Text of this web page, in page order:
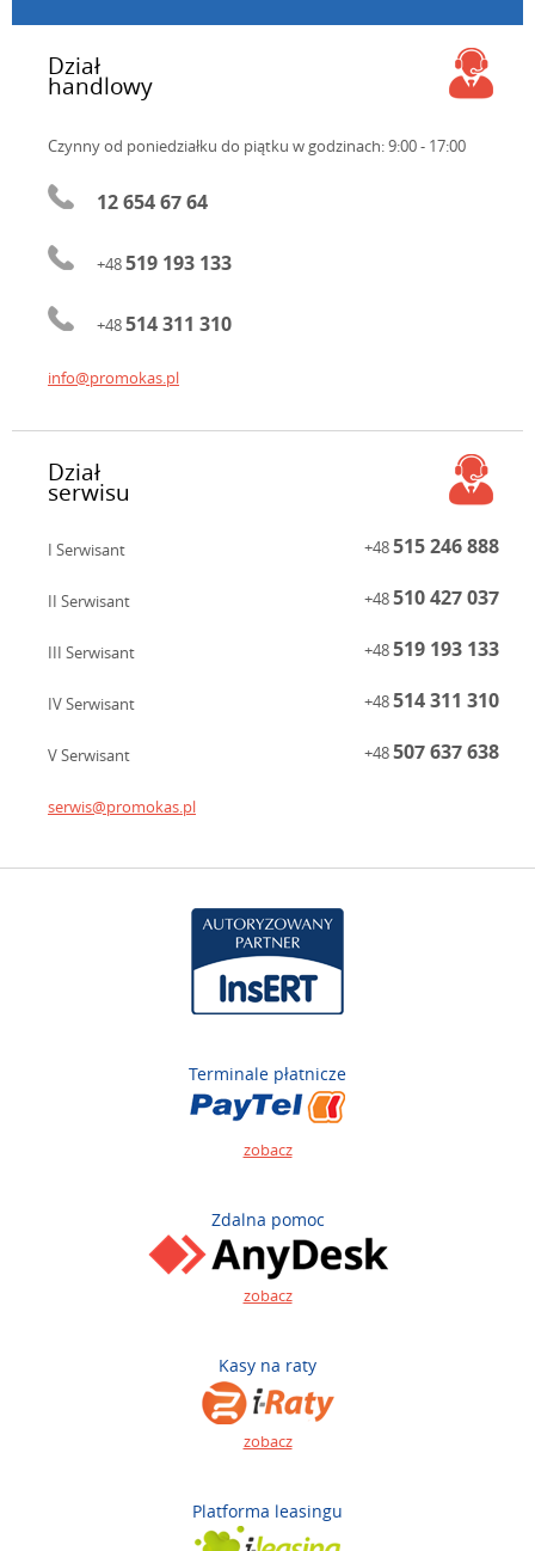
Dział
handlowy
Czynny od poniedziałku do piątku w godzinach: 9:00 - 17:00
12 654 67 64
+48519 193 133
+48514 311 310
info@promokas.pl
Dział
serwisu
I Serwisant +48515 246 888
II Serwisant +48510 427 037
III Serwisant +48519 193 133
IV Serwisant +48514 311 310
V Serwisant +48507 637 638
serwis@promokas.pl
Terminale płatnicze
zobacz
Zdalna pomoc
zobacz
Kasy na raty
zobacz
Platforma leasingu